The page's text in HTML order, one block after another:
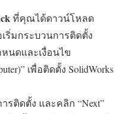
ที่คุณได้ดาวน์โหลด
เริ่มกระบวนการติดตั้ง
นดและเงื่อนไข
เพื่อติดตั้ง SolidWorks
ติดตั้ง และคลิก “Next”